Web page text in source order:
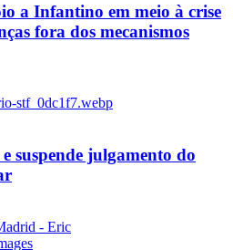
a Infantino em meio à crise
fora dos mecanismos
suspende julgamento do